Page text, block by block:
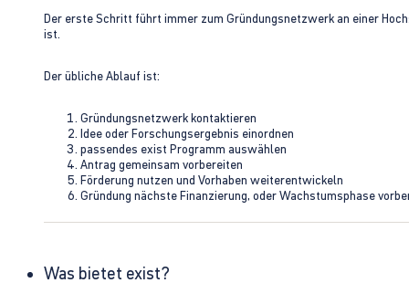
Der erste Schritt führt immer zum Gründungsnetzwerk an einer
ist.
Der übliche Ablauf ist:
Gründungsnetzwerk kontaktieren
Idee oder Forschungsergebnis einordnen
passendes exist Programm auswählen
Antrag gemeinsam vorbereiten
Förderung nutzen und Vorhaben weiterentwickeln
Gründung nächste Finanzierung, oder Wachstumsphase
Was bietet exist?